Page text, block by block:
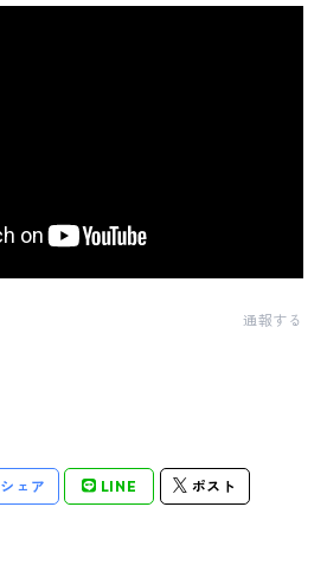
通報する
シェア LINE ポスト